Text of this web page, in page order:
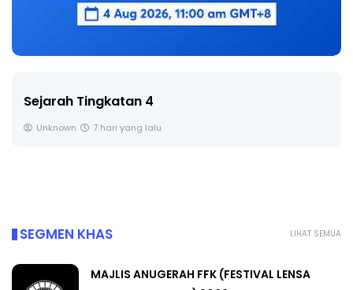
Sejarah Tingkatan 4
Unknown 7 hari yang lalu
LIHAT SEMUA
SEGMEN KHAS
MAJLIS ANUGERAH FFK (FESTIVAL LENSA